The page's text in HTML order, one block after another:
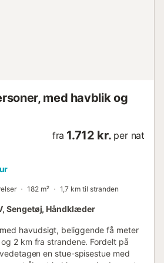
med havblik og
fra 1.712 kr. per nat
182 m² 1,7 km til stranden
Sengetøj, Håndklæder
havudsigt, beliggende få meter
2 km fra strandene. Fordelt på
en stue-spisestue med